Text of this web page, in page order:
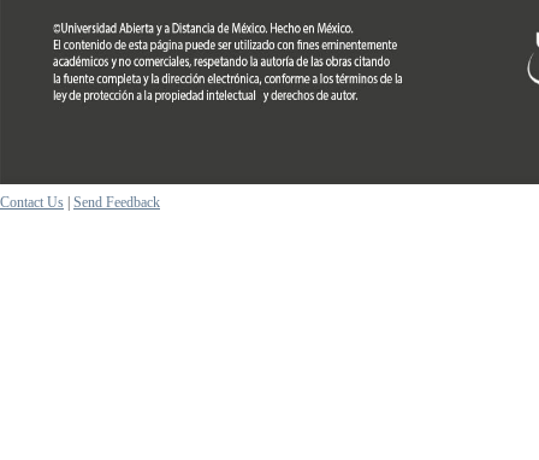
Contact Us Send Feedback